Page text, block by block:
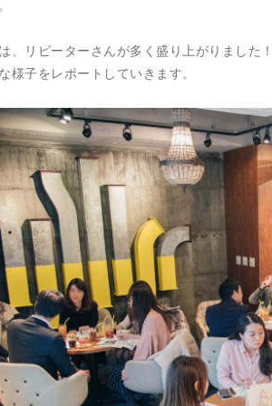
、リピーターさんが多く盛り上がりました
様子をレポートしていきます。